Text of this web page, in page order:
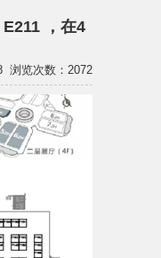
，在4
浏览次数：2072